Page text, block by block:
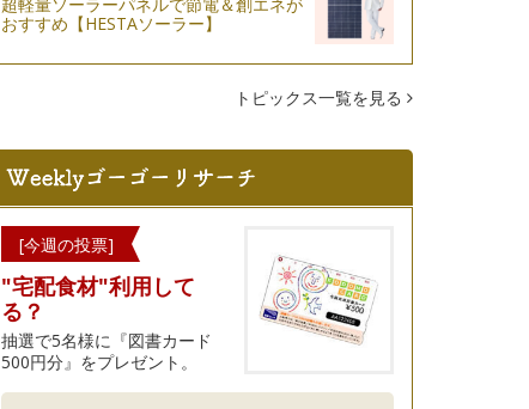
おすすめ【HESTAソーラー】
トピックス一覧を見る
[今週の投票]
"宅配食材"利用して
る？
抽選で5名様に『図書カード
500円分』をプレゼント。